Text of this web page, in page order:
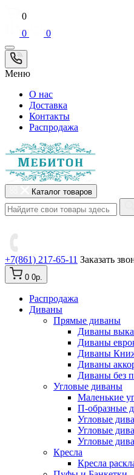
0
0
0
Меню
О нас
Доставка
Контакты
Распродажа
Каталог товаров
+7(861) 217-65-11 Заказать
0 0р.
Распродажа
Диваны
Прямые диваны
Диваны
Диваны
Диваны
Диваны
Диваны без
Угловые диваны
Маленькие
П-образные
Угловые
Угловые
Угловые
Кресла
Кресла